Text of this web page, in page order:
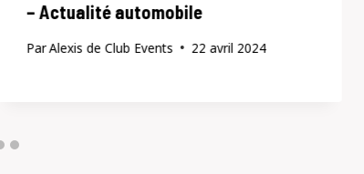
– Actualité automobile
ParAlexis de Club Events 22 avril 2024